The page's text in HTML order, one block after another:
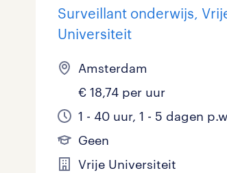
Surveillant onderwijs,
Universiteit
Amsterdam
€ 18,74 per uur
1 - 40 uur, 1 - 5 dagen
Geen
Vrije Universiteit